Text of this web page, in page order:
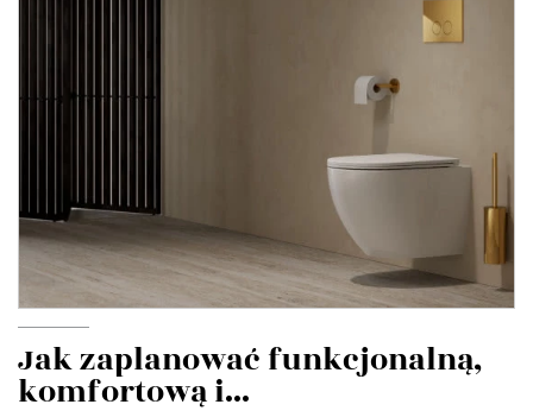
Jak zaplanować funkcjonalną,
komfortową i...